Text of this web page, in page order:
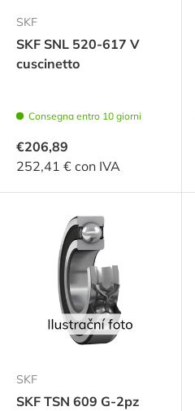
SKF
SKF SNL 520-617 V
cuscinetto
Consegna entro 10 giorni
€206,89
252,41 € con IVA
SKF
SKF TSN 609 G-2pz